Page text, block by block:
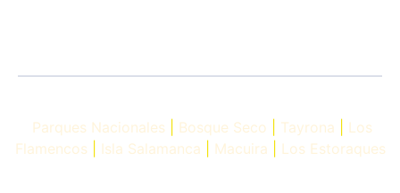
Parques Nacionales Bosque Seco Tayrona
Los
Flamencos
Isla Salamanca Macuira Los Estoraques